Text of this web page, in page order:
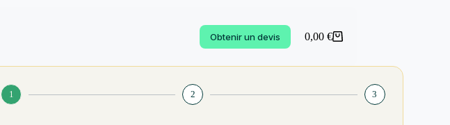
Obtenir un devis 0,00 €
1 2 3